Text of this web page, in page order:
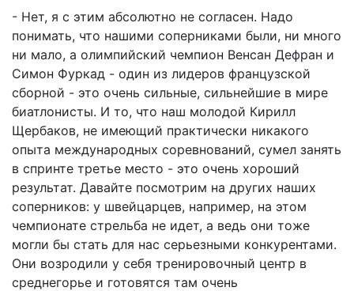
- Нет, я с этим абсолютно не согласен. Надо
понимать, что нашими соперниками были, ни много
ни мало, а олимпийский чемпион Венсан Дефран и
Симон Фуркад - один из лидеров французской
сборной - это очень сильные, сильнейшие в мире
биатлонисты. И то, что наш молодой Кирилл
Щербаков, не имеющий практически никакого
опыта международных соревнований, сумел занять
в спринте третье место - это очень хороший
результат. Давайте посмотрим на других наших
соперников: у швейцарцев, например, на этом
чемпионате стрельба не идет, а ведь они тоже
могли бы стать для нас серьезными конкурентами.
Они возродили у себя тренировочный центр в
среднегорье и готовятся там очень